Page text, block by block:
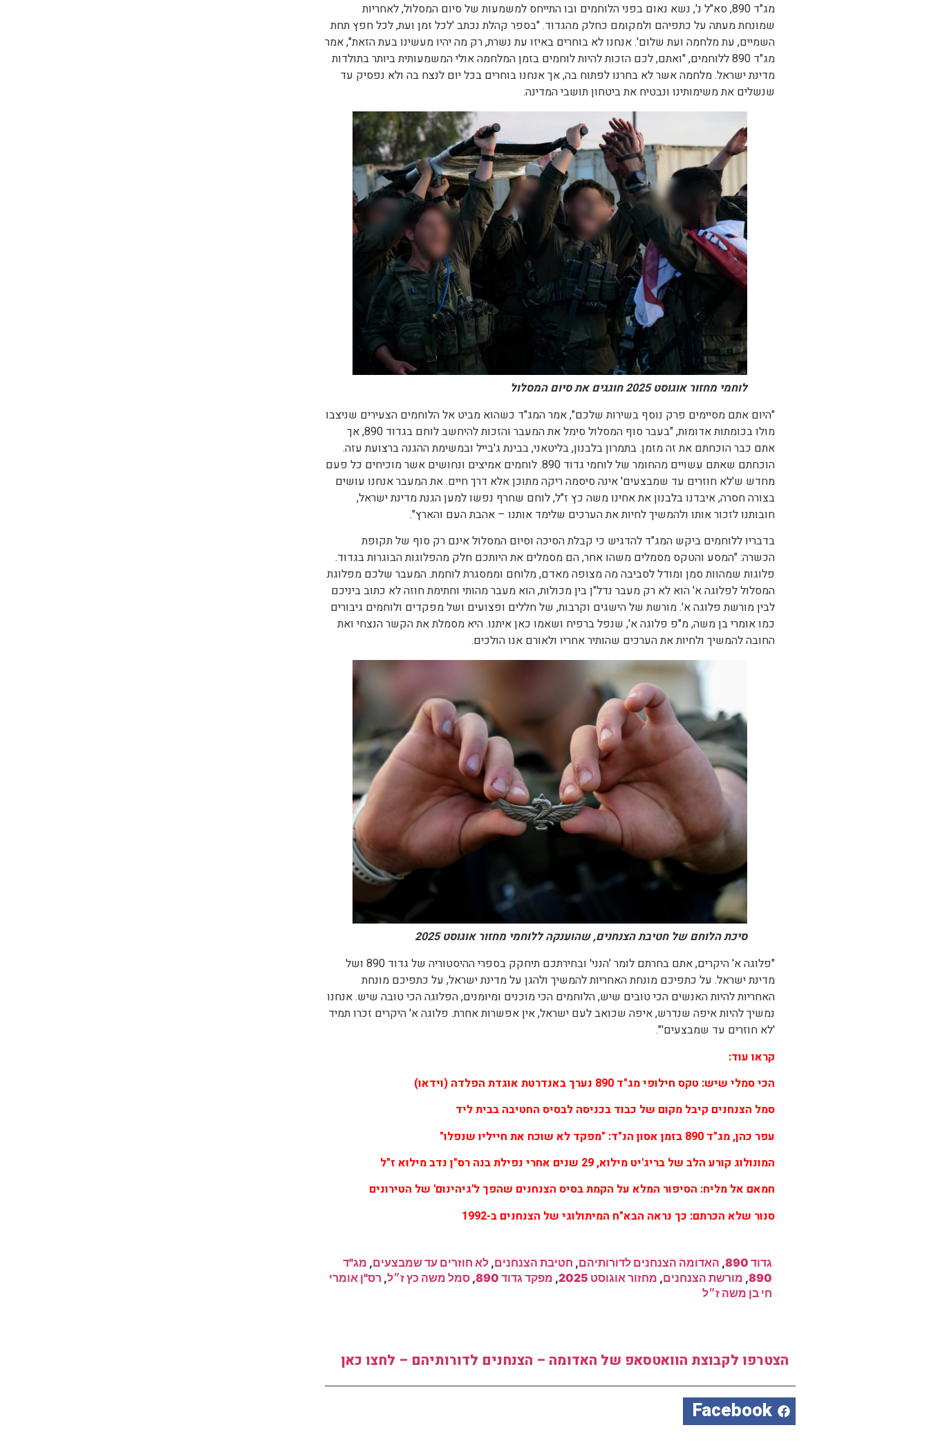
מג"ד 890, סא"ל נ', נשא נאום בפני הלוחמים ובו התייחס למשמעות של סיום המסלול, לאחריות
שמונחת מעתה על כתפיהם ולמקומם כחלק מהגדוד. "בספר קהלת נכתב 'לכל זמן ועת, לכל חפץ תחת
השמיים, עת מלחמה ועת שלום'. אנחנו לא בוחרים באיזו עת נשרת, רק מה יהיו מעשינו בעת הזאת", אמר
מג"ד 890 ללוחמים, "ואתם, לכם הזכות להיות לוחמים בזמן המלחמה אולי המשמעותית ביותר בתולדות
מדינת ישראל. מלחמה אשר לא בחרנו לפתוח בה, אך אנחנו בוחרים בכל יום לנצח בה ולא נפסיק עד
שנשלים את משימותינו ונבטיח את ביטחון תושבי המדינה.
לוחמי מחזור אוגוסט 2025 חוגגים את סיום המסלול
"היום אתם מסיימים פרק נוסף בשירות שלכם", אמר המג"ד כשהוא מביט אל הלוחמים הצעירים שניצבו
מולו בכומתות אדומות, "בעבר סוף המסלול סימל את המעבר והזכות להיחשב לוחם בגדוד 890, אך
אתם כבר הוכחתם את זה מזמן. בתמרון בלבנון, בליטאני, בבינת ג'בייל ובמשימת ההגנה ברצועת עזה.
הוכחתם שאתם עשויים מהחומר של לוחמי גדוד 890. לוחמים אמיצים ונחושים אשר מוכיחים כל פעם
מחדש ש'לא חוזרים עד שמבצעים' אינה סיסמה ריקה מתוכן אלא דרך חיים. את המעבר אנחנו עושים
בצורה חסרה, איבדנו בלבנון את אחינו משה כץ ז"ל, לוחם שחרף נפשו למען הגנת מדינת ישראל,
חובותנו לזכור אותו ולהמשיך לחיות את הערכים שלימד אותנו – אהבת העם והארץ".
בדבריו ללוחמים ביקש המג"ד להדגיש כי קבלת הסיכה וסיום המסלול אינם רק סוף של תקופת
הכשרה: "המסע והטקס מסמלים משהו אחר, הם מסמלים את היותכם חלק מהפלוגות הבוגרות בגדוד.
פלוגות שמהוות סמן ומודל לסביבה מה מצופה מאדם, מלוחם וממסגרת לוחמת. המעבר שלכם מפלוגת
המסלול לפלוגה א' הוא לא רק מעבר נדל"ן בין מכולות, הוא מעבר מהותי וחתימת חוזה לא כתוב ביניכם
לבין מורשת פלוגה א'. מורשת של הישגים וקרבות, של חללים ופצועים ושל מפקדים ולוחמים גיבורים
כמו אומרי בן משה, מ"פ פלוגה א', שנפל ברפיח ושאמו כאן איתנו. היא מסמלת את הקשר הנצחי ואת
החובה להמשיך ולחיות את הערכים שהותיר אחריו ולאורם אנו הולכים.
סיכת הלוחם של חטיבת הצנחנים, שהוענקה ללוחמי מחזור אוגוסט 2025
"פלוגה א' היקרים, אתם בחרתם לומר 'הנני' ובחירתכם תיחקק בספרי ההיסטוריה של גדוד 890 ושל
מדינת ישראל. על כתפיכם מונחת האחריות להמשיך ולהגן על מדינת ישראל, על כתפיכם מונחת
האחריות להיות האנשים הכי טובים שיש, הלוחמים הכי מוכנים ומיומנים, הפלוגה הכי טובה שיש. אנחנו
נמשיך להיות איפה שנדרש, איפה שכואב לעם ישראל, אין אפשרות אחרת. פלוגה א' היקרים זכרו תמיד
'לא חוזרים עד שמבצעים'".
קראו עוד:
הכי סמלי שיש: טקס חילופי מג"ד 890 נערך באנדרטת אוגדת הפלדה (וידאו)
סמל הצנחנים קיבל מקום של כבוד בכניסה לבסיס החטיבה בבית ליד
עפר כהן, מג"ד 890 בזמן אסון הנ"ד: "מפקד לא שוכח את חייליו שנפלו"
המונולוג קורע הלב של בריג'יט מילוא, 29 שנים אחרי נפילת בנה רס"ן נדב מילוא ז"ל
חמאם אל מליח: הסיפור המלא על הקמת בסיס הצנחנים שהפך ל'גיהינום' של הטירונים
סנור שלא הכרתם: כך נראה הבא"ח המיתולוגי של הצנחנים ב-1992
גדוד 890 , האדומה הצנחנים לדורותיהם, חטיבת הצנחנים,לא חוזרים עד שמבצעים, מג"ד
890
, מורשת הצנחנים, מחזור אוגוסט 2025 , מפקד גדוד 890 ,סמל משה כץ ז״ל, רס"ן אומרי
חי בן משה ז״ל
הצטרפו לקבוצת הוואטסאפ של האדומה – הצנחנים לדורותיהם – לחצו כאן
Facebook